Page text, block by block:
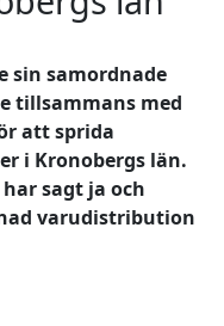
sin samordnade
tillsammans med
att sprida
i Kronobergs län.
sagt ja och
varudistribution